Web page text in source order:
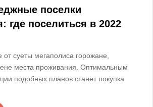
поселки
где поселиться в 2022
суеты мегаполиса горожане,
места проживания. Оптимальным
подобных планов станет покупка